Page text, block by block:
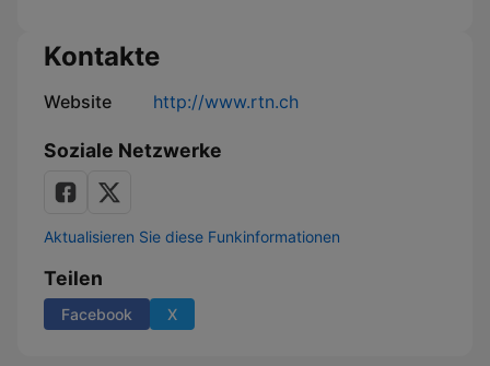
Kontakte
Website http://www.rtn.ch
Soziale Netzwerke
Aktualisieren Sie diese Funkinformationen
Teilen
Facebook X